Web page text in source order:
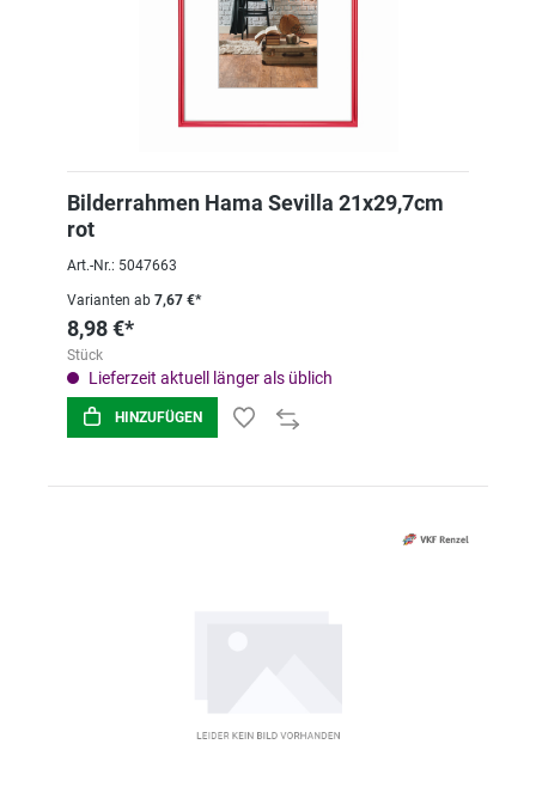
Bilderrahmen Hama Sevilla 21x29,7cm
rot
Art.-Nr.: 5047663
Varianten ab 7,67 €*
8,98 €*
Stück
Lieferzeit aktuell länger als üblich
HINZUFÜGEN